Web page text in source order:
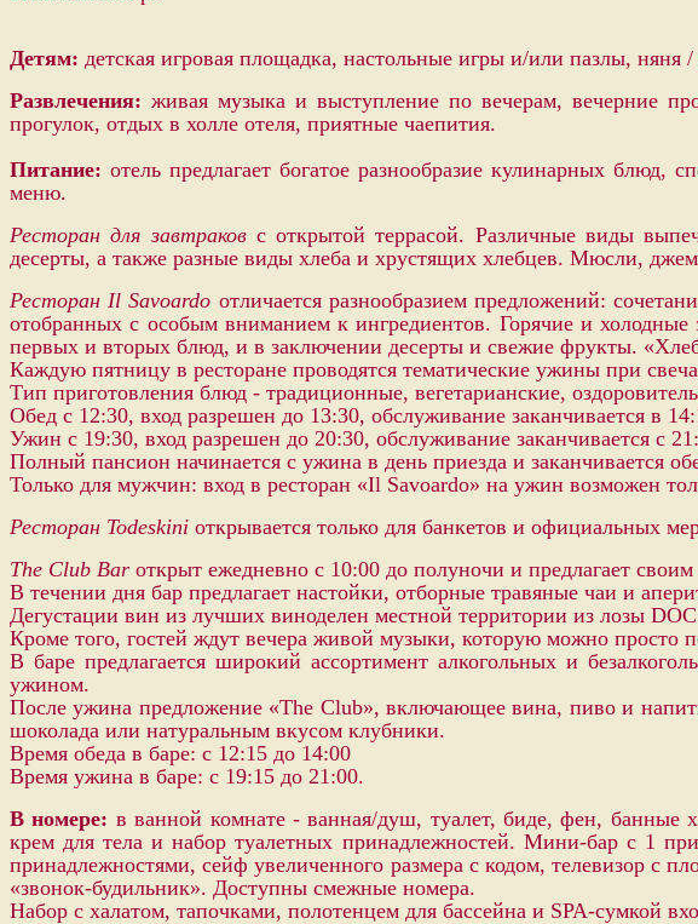
Детям: детская игровая площадка, настольные игры и/или пазлы, няня
Развлечения: живая музыка и выступление по вечерам, вечерние
прогулок, отдых в холле отеля, приятные чаепития.
Питание: отель предлагает богатое разнообразие кулинарных блюд,
меню.
Ресторан для завтраковс открытой террасой. Различные виды
десерты, а также разные виды хлеба и хрустящих хлебцев. Мюсли,
Ресторан Il Savoardo отличается разнообразием предложений:
отобранных с особым вниманием к ингредиентов. Горячие и
первых и вторых блюд, и в заключении десерты и свежие фрукты.
Каждую пятницу в ресторане проводятся тематические ужины при
Тип приготовления блюд - традиционные, вегетарианские,
Обед с 12:30, вход разрешен до 13:30, обслуживание заканчивается в
Ужин с 19:30, вход разрешен до 20:30, обслуживание заканчивается с
Полный пансион начинается с ужина в день приезда и заканчивается
Только для мужчин: вход в ресторан «Il Savoardo» на ужин возможен
Ресторан Todeskini открывается только для банкетов и официальных
The Club Bar открыт ежедневно с 10:00 до полуночи и предлагает
В течении дня бар предлагает настойки, отборные травяные чаи и
Дегустации вин из лучших виноделен местной территории из лозы
Кроме того, гостей ждут вечера живой музыки, которую можно просто
В баре предлагается широкий ассортимент алкогольных и
ужином.
После ужина предложение «The Club», включающее вина, пиво и
шоколада или натуральным вкусом клубники.
Время обеда в баре: с 12:15 до 14:00
Время ужина в баре: с 19:15 до 21:00.
В номере: в ванной комнате - ванная/душ, туалет, биде, фен,
крем для тела и набор туалетных принадлежностей. Мини-бар с 1
принадлежностями, сейф увеличенного размера с кодом, телевизор с
«звонок-будильник». Доступны смежные номера.
Набор с халатом, тапочками, полотенцем для бассейна и SPA-сумкой